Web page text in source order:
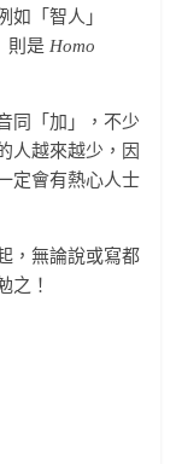
如「智人」
則是 Homo
同「加」，不少
人越來越少，因
定會有熱心人士
，無論說或寫都
之！